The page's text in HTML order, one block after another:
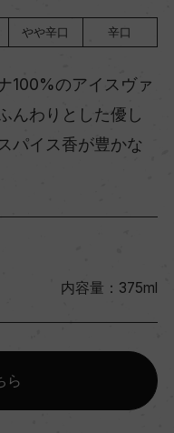
やや辛口 辛口
100%のアイスヴァ
んわりとした優し
パイス香が豊かな
内容量：375ml
ら